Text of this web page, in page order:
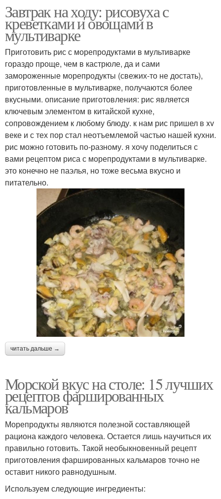
Завтрак на ходу: рисовуха с
креветками и овощами в
мультиварке
Приготовить рис с морепродуктами в мультиварке
гораздо проще, чем в кастрюле, да и сами
замороженные морепродукты (свежих-то не достать),
приготовленные в мультиварке, получаются более
вкусными. описание приготовления: рис является
ключевым элементом в китайской кухне,
сопровождением к любому блюду. к нам рис пришел в xv
веке и с тех пор стал неотъемлемой частью нашей кухни.
рис можно готовить по-разному. я хочу поделиться с
вами рецептом риса с морепродуктами в мультиварке.
это конечно не паэлья, но тоже весьма вкусно и
питательно.
читать дальше →
Морской вкус на столе: 15 лучших
рецептов фаршированных
кальмаров
Морепродукты являются полезной составляющей
рациона каждого человека. Остается лишь научиться их
правильно готовить. Такой необыкновенный рецепт
приготовления фаршированных кальмаров точно не
оставит никого равнодушным.
Используем следующие ингредиенты: